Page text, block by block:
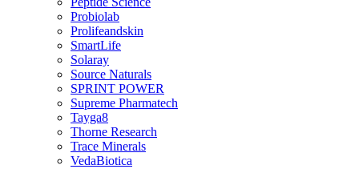
Probiolab
Prolifeandskin
SmartLife
Solaray
Source Naturals
SPRINT POWER
Supreme Pharmatech
Tayga8
Thorne Research
Trace Minerals
VedaBiotica